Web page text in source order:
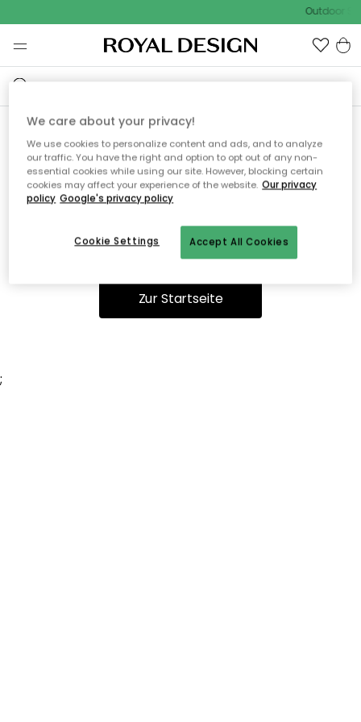
Outdoor
Ooops, die Seite wurde nicht
gefunden.
Sie können auf unserer Startseiteweiter navigieren.
Zur Startseite
;
We care about your privacy!
We use cookies to personalize content and ads, and to analyze
our traffic. You have the right and option to opt out of any non-
essential cookies while using our site. However, blocking certain
cookies may affect your experience of the website. Our privacy
policy Google's privacy policy
Accept All Cookies
Cookie Settings